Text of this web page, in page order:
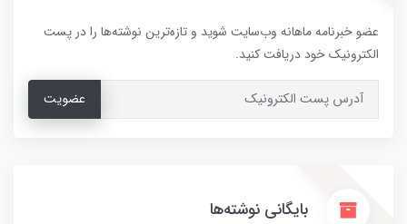
عضو خبرنامه ماهانه وب‌سایت شوید و تازه‌ترین نوشته‌ها را در پست
الکترونیک خود دریافت کنید.
عضویت
بایگانی نوشته‌ها